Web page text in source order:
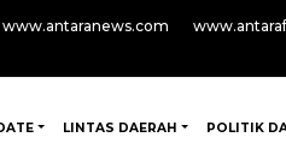
www.antaranews.com
LINTAS DAERAH POLITIK